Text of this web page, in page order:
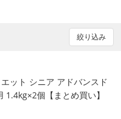
絞り込み
ット シニア アドバンスド
1.4kg×2個【まとめ買い】